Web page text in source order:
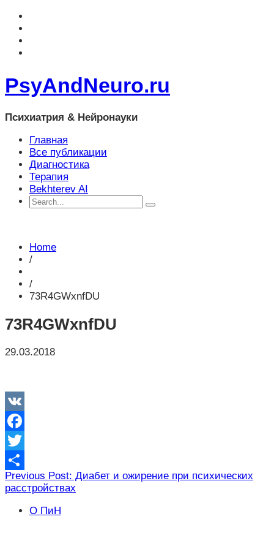
PsyAndNeuro.ru
Психиатрия & Нейронауки
Главная
Все публикации
Диагностика
Терапия
Bekhterev AI
Home
/
/
73R4GWxnfDU
73R4GWxnfDU
29.03.2018
VK
Facebook
Twitter
Отправить
Навигация
по
записям
Previous Post: Диабет и ожирение при психических
расстройствах
О ПиН